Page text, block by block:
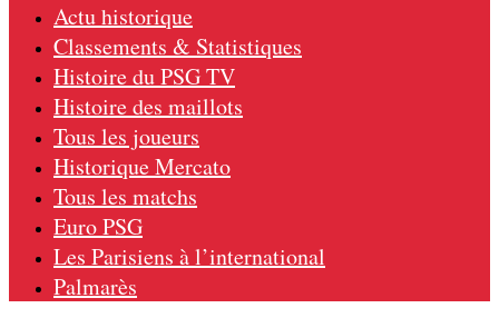
Actu historique
Classements & Statistiques
Histoire du PSG TV
Histoire des maillots
Tous les joueurs
Historique Mercato
Tous les matchs
Euro PSG
Les Parisiens à l’international
Palmarès